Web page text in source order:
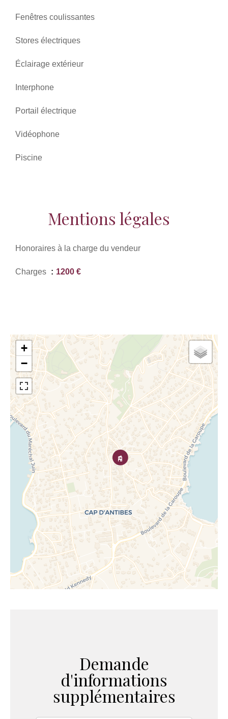
Fenêtres coulissantes
Stores électriques
Éclairage extérieur
Interphone
Portail électrique
Vidéophone
Piscine
Mentions légales
Honoraires à la charge du vendeur
Charges 1200 €
+
−
Demande
d'informations
supplémentaires